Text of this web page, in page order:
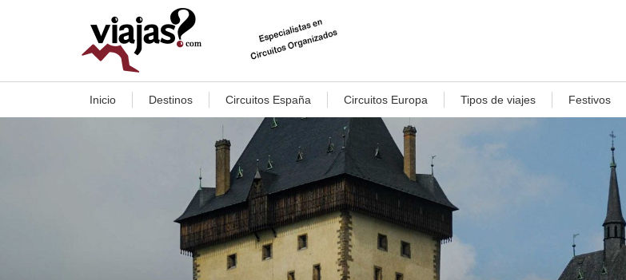
Inicio Destinos Circuitos España Circuitos Europa Tipos de viajes Festivos